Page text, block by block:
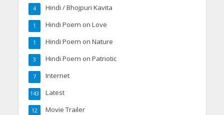
Hindi / Bhojpuri Kavita
4
Hindi Poem on Love
1
Hindi Poem on Nature
1
Hindi Poem on Patriotic
3
Internet
7
Latest
143
Movie Trailer
12